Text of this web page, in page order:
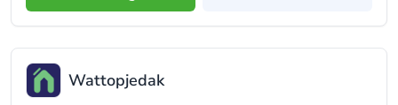
Wattopjedak